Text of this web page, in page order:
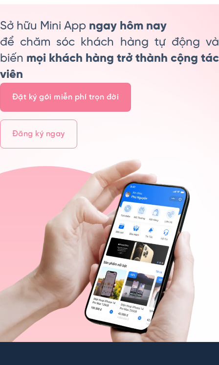
Sở hữu Mini App ngay hôm nay
để chăm sóc khách hàng tự động và
biến mọi khách hàng trở thành cộng tác
viên
Đặt ký gói miễn phí trọn đời
Đăng ký ngay